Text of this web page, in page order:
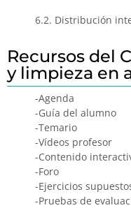
6.2. Distribución
Recursos del
y limpieza en
-Agenda
-Guía del alumno
-Temario
-Vídeos profesor
-Contenido
-Foro
-Ejercicios
-Pruebas de